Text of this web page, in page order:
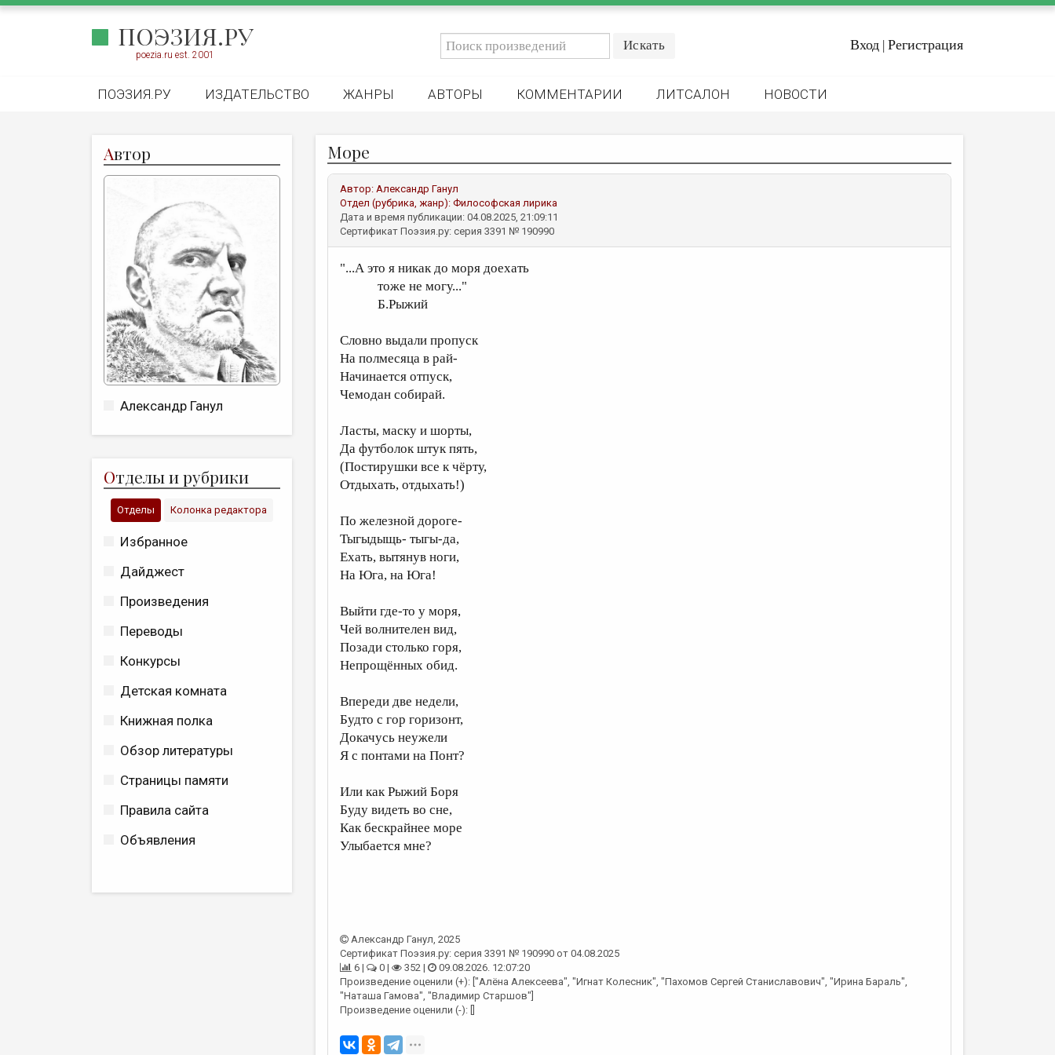
ПОЭЗИЯ.РУ
poezia.ru est. 2001
Вход | Регистрация
ПОЭЗИЯ.РУ ИЗДАТЕЛЬСТВО ЖАНРЫ АВТОРЫ КОММЕНТАРИИ ЛИТСАЛОН НОВОСТИ
Автор
Александр Ганул
Отделы и рубрики
Отделы Колонка редактора
Избранное
Дайджест
Произведения
Переводы
Конкурсы
Детская комната
Книжная полка
Обзор литературы
Страницы памяти
Правила сайта
Объявления
Море
Автор: Александр Ганул
Отдел (рубрика, жанр): Философская лирика
Дата и время публикации: 04.08.2025, 21:09:11
Сертификат Поэзия.ру: серия 3391 № 190990
"...А это я никак до моря доехать
тоже не могу..."
Б.Рыжий
Словно выдали пропуск
На полмесяца в рай-
Начинается отпуск,
Чемодан собирай.
Ласты, маску и шорты,
Да футболок штук пять,
(Постирушки все к чёрту,
Отдыхать, отдыхать!)
По железной дороге-
Тыгыдыщь- тыгы-да,
Ехать, вытянув ноги,
На Юга, на Юга!
Выйти где-то у моря,
Чей волнителен вид,
Позади столько горя,
Непрощённых обид.
Впереди две недели,
Будто с гор горизонт,
Докачусь неужели
Я с понтами на Понт?
Или как Рыжий Боря
Буду видеть во сне,
Как бескрайнее море
Улыбается мне?
Александр Ганул, 2025
Сертификат Поэзия.ру: серия 3391 № 190990 от 04.08.2025
6 |
0 | 352 |
09.08.2026. 12:07:20
Произведение оценили (+): ["Алёна Алексеева", "Игнат Колесник", "Пахомов Сергей Станиславович", "Ирина Бараль",
"Наташа Гамова", "Владимир Старшов"]
Произведение оценили (-): []